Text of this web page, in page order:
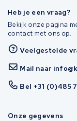
Heb je een vraag?
Bekijk onze pagina
contact met ons op.
Veelgestelde
Mail naar
Bel +31 (0)485
Onze gegevens